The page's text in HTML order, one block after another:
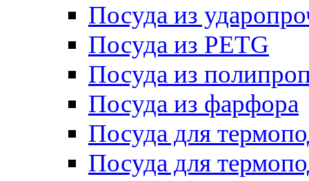
Посуда из
Посуда из PETG
Посуда из
Посуда из фарфора
Посуда для
Посуда для